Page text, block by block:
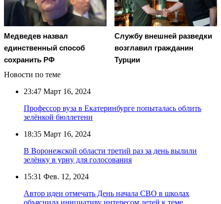
Медведев назвал
единственный способ
сохранить РФ
Службу внешней разведки
возглавил гражданин
Турции
Новости по теме
23:47 Март 16, 2024
Профессор вуза в Екатеринбурге попыталась облить
зелёнкой бюллетени
18:35 Март 16, 2024
В Воронежской области третий раз за день вылили
зелёнку в урну для голосования
15:31 Фев. 12, 2024
Автор идеи отмечать День начала СВО в школах
объяснила инициативу интересом детей к теме